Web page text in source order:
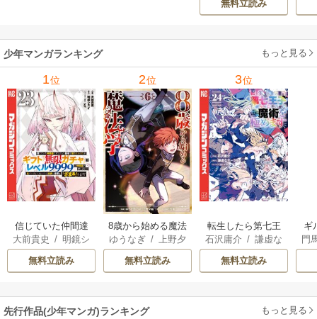
んはあらゆる種族
ミック） 6巻
無料立読み
（
少年マンガランキング もっと見る
1位
信じていた仲間達
にダンジョン奥地
で殺されかけたが
ギフト『無限ガチ
の仲間達を手に入
れて元パーティー
大前貴史 / 明鏡シ
スイ /tef
無料立読み
2位
8歳から始める魔法
学
ゆうなぎ /上野夕
陽/ 乃希
無料立読み
3位
転生したら第七王
子だったので、気
ままに魔術を極め
ます
石沢庸介 /謙虚な
サークル/
無料立読み
ギ
門
先行作品(少年マンガ)ランキング もっと見る